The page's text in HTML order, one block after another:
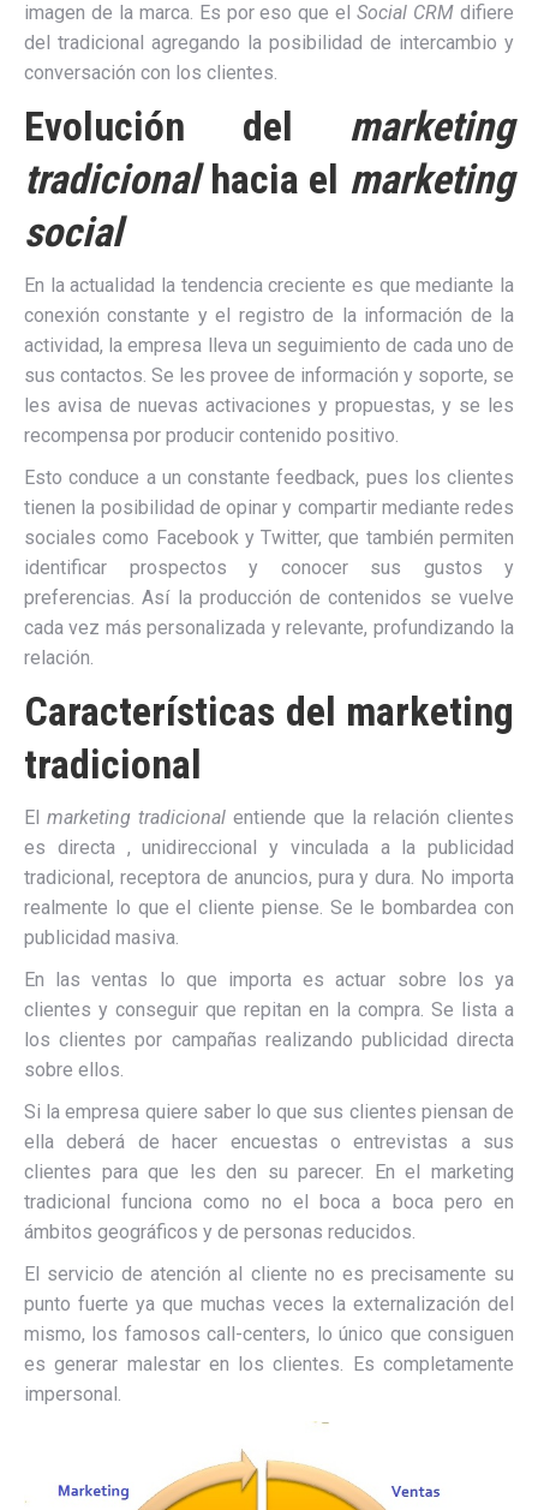
imagen de la marca. Es por eso que elSocial CRM difiere
del tradicional agregando la posibilidad de intercambio y
conversación con los clientes.
Evolución del marketing
tradicionalhacia el marketing
social
En la actualidad la tendencia creciente es que mediante la
conexión constante y el registro de la información de la
actividad, la empresa lleva un seguimiento de cada uno de
sus contactos. Se les provee de información y soporte, se
les avisa de nuevas activaciones y propuestas, y se les
recompensa por producir contenido positivo.
Esto conduce a un constante feedback, pues los clientes
tienen la posibilidad de opinar y compartir mediante redes
sociales como Facebook y Twitter, que también permiten
identificar prospectos y conocer sus gustos y
preferencias. Así la producción de contenidos se vuelve
cada vez más personalizada y relevante, profundizando la
relación.
Características del marketing
tradicional
El marketing tradicional entiende que la relación clientes
es directa , unidireccional y vinculada a la publicidad
tradicional, receptora de anuncios, pura y dura. No importa
realmente lo que el cliente piense. Se le bombardea con
publicidad masiva.
En las ventas lo que importa es actuar sobre los ya
clientes y conseguir que repitan en la compra. Se lista a
los clientes por campañas realizando publicidad directa
sobre ellos.
Si la empresa quiere saber lo que sus clientes piensan de
ella deberá de hacer encuestas o entrevistas a sus
clientes para que les den su parecer. En el marketing
tradicional funciona como no el boca a boca pero en
ámbitos geográficos y de personas reducidos.
El servicio de atención al cliente no es precisamente su
punto fuerte ya que muchas veces la externalización del
mismo, los famosos call-centers, lo único que consiguen
es generar malestar en los clientes. Es completamente
impersonal.